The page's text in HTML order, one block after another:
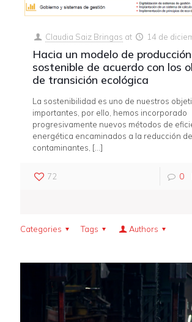
Claudia Saiz Bringas at 14 de
Hacia un modelo de
sostenible de acuerdo con los
de transición ecológica
La sostenibilidad es uno de nuestros
importantes, por ello, hemos incorporado
progresivamente nuevos métodos de
energética encaminados a la reducción
contaminantes, […]
72 0
Categories Tags Authors